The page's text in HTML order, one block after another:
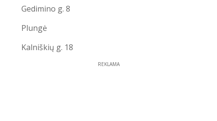
Gedimino g. 8
Plungė
Kalniškių g. 18
REKLAMA